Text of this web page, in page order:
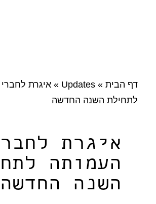
דף הבית»
Updates
» איגרת
לתחילת השנה החדשה
איגרת
העמותה
השנה החדשה